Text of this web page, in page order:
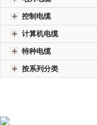
控制电缆
计算机电缆
特种电缆
按系列分类